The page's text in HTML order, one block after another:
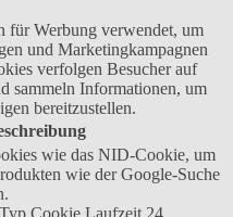
für Werbung verwendet, um
und Marketingkampagnen
verfolgen Besucher auf
sammeln Informationen, um
bereitzustellen.
wie das NID-Cookie, um
wie der Google-Suche